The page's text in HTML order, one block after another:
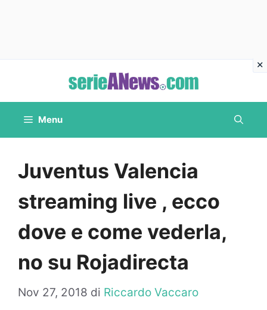
contenuto
Menu
Juventus Valencia
streaming live , ecco
dove e come vederla,
no su Rojadirecta
Nov 27, 2018 di Riccardo Vaccaro